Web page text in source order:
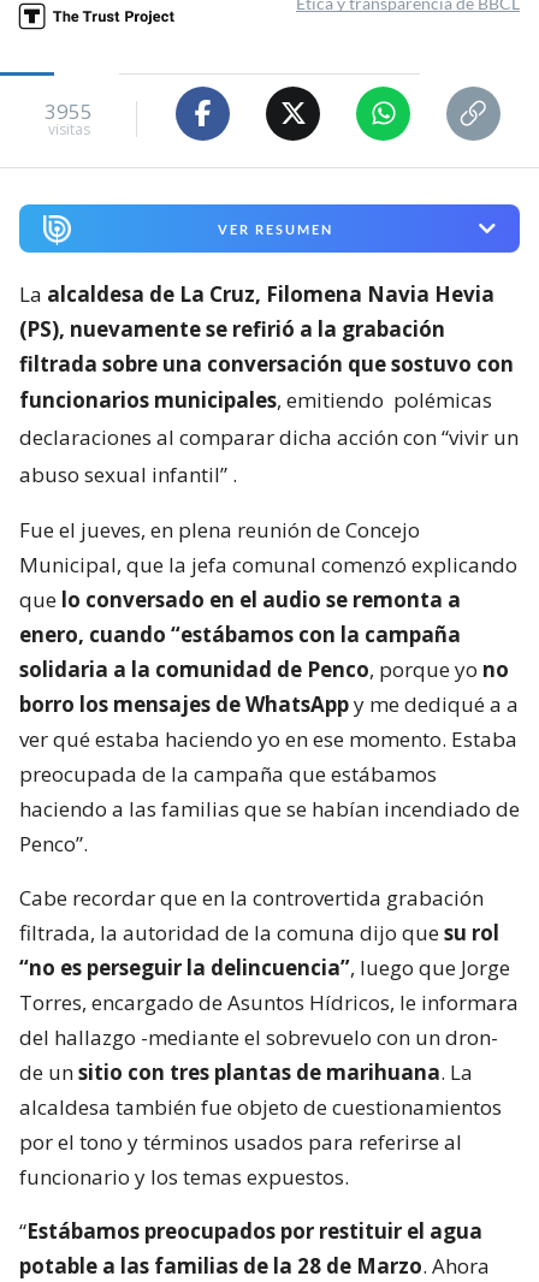
3955
visitas
VER RESUMEN
La alcaldesa de La Cruz, Filomena Navia Hevia
(PS), nuevamente se refirió a la grabación
filtrada sobre una conversación que sostuvo con
funcionarios municipales, emitiendo polémicas
declaraciones al comparar dicha acción con “vivir un
abuso sexual infantil” .
Fue el jueves, en plena reunión de Concejo
Municipal, que la jefa comunal comenzó explicando
que lo conversado en el audio se remonta a
enero, cuando “estábamos con la campaña
solidaria a la comunidad de Penco, porque yo no
borro los mensajes de WhatsAppy me dediqué a a
ver qué estaba haciendo yo en ese momento. Estaba
preocupada de la campaña que estábamos
haciendo a las familias que se habían incendiado de
Penco”.
Cabe recordar que en la controvertida grabación
filtrada, la autoridad de la comuna dijo quesu rol
“no es perseguir la delincuencia”, luego que Jorge
Torres, encargado de Asuntos Hídricos, le informara
del hallazgo -mediante el sobrevuelo con un dron-
de unsitio con tres plantas de marihuana. La
alcaldesa también fue objeto de cuestionamientos
por el tono y términos usados para referirse al
funcionario y los temas expuestos.
“Estábamos preocupados por restituir el agua
potable a las familias de la 28 de Marzo. Ahora